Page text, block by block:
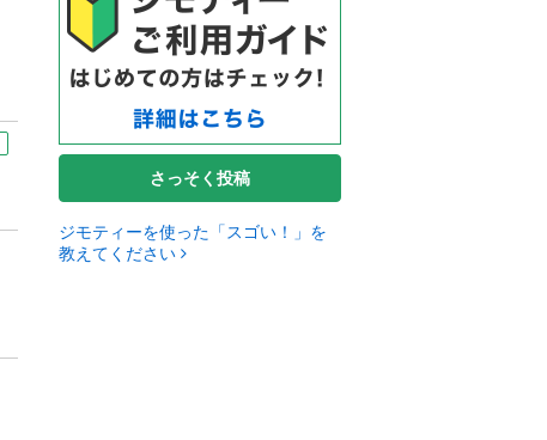
さっそく投稿
ジモティーを使った「スゴい！」を
教えてください